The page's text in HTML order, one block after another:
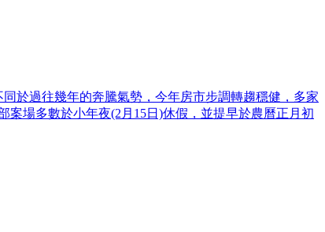
於過往幾年的奔騰氣勢，今年房市步調轉趨穩健，多家
場多數於小年夜(2月15日)休假，並提早於農曆正月初